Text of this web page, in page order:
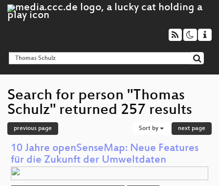
Search for person "Thomas
Schulz" returned 257 results
previous page Sort by next page
10 Jahre openSenseMap: Neue Features
für die Zukunft der Umweltdaten